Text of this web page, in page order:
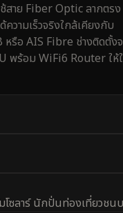
สาย Fiber Optic ลากตรง
วามเร็วจริงใกล้เคียงกับ
หรือ AIS Fibre ช่างติดตั้ง
พร้อม WiFi6 Router ให้
โซลาร์ นักปั่นท่องเที่ยวชน